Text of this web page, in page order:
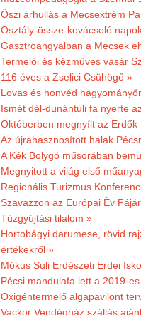
Őszi árhullás a Mecsextrém
Osztály-össze-kovácsoló
Gasztroangyalban a Mecsek
Termelői és kézműves vásár
116 éves a Zselici Csühögő »
Lovas és honvéd
Ismét dél-dunántúli fa nyerte
Októberben megnyílt az
Az újrahasznosított halak
A Kék Bolygó műsorában
Megnyitott a világ első
Regionális Turizmus
Szavazzon az Európai Év
Tűzgyújtási tilalom »
Hortobágyi darumese, rövid
értékekről »
Mókus Suli Erdészeti Erdei
Pécsi mandulafa lett a 2019-
Oxigéntermelő algapavilont
Vackor Vendégház szállás